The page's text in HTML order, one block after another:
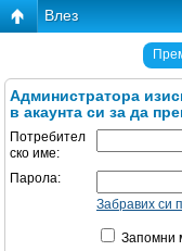
Влез
Администратора
в акаунта си за да
Потребител
ско име:
Парола:
Забравих си
Запомни